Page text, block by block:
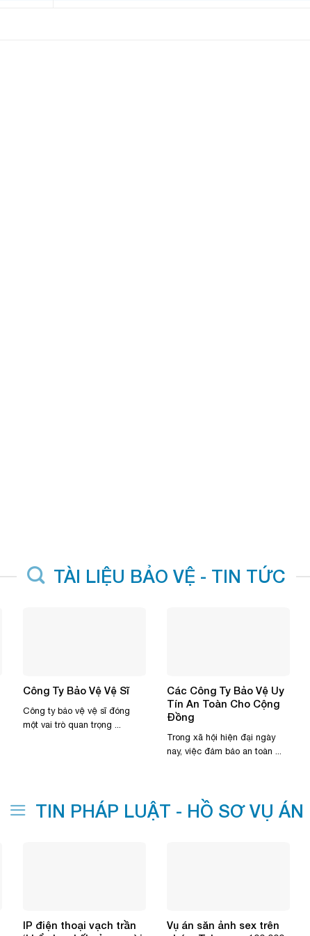
TÀI LIỆU BẢO VỆ - TIN TỨC
Công Ty Bảo Vệ Vệ Sĩ
Công ty bảo vệ vệ sĩ đóng
một vai trò quan trọng ...
Các Công Ty Bảo Vệ Uy
Tín An Toàn Cho Cộng
Đồng
Trong xã hội hiện đại ngày
nay, việc đảm bảo an toàn ...
TIN PHÁP LUẬT - HỒ SƠ VỤ ÁN
IP điện thoại vạch trần
Vụ án săn ảnh sex trên